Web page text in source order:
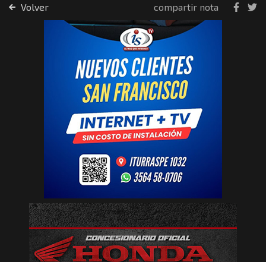
Volver compartir nota